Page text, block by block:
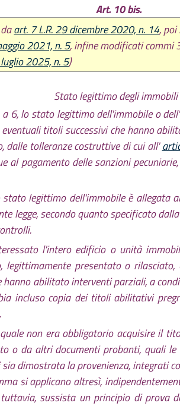
n. 11
n. 3
n. 7
2023, n. 17
n. 2
n. 5
2025, n. 11
Art. 10 bis.
art. 7 L.R. 29 dicembre 2020, n. 14,
2021, n. 5, infine modificati commi
2025, n. 5)
Stato legittimo degli immobili
6, lo stato legittimo dell'immobile o
titoli successivi che hanno
dalle tolleranze costruttive di cui all'
al pagamento delle sanzioni
legittimo dell'immobile è allegata
legge, secondo quanto specificato
l'intero edificio o unità
presentato o
abilitato interventi parziali, a
incluso copia dei titoli abilitativi
non era obbligatorio acquisire il
o da altri documenti probanti, quali
dimostrata la provenienza, integrati
si applicano altresì,
sussista un principio di prova